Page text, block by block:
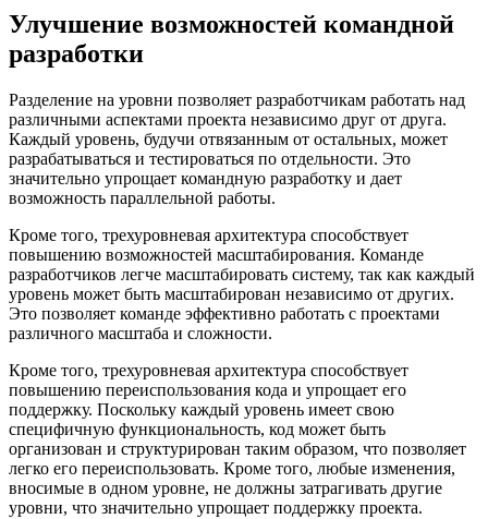
Улучшение возможностей командной
разработки
Разделение на уровни позволяет разработчикам работать над
различными аспектами проекта независимо друг от друга.
Каждый уровень, будучи отвязанным от остальных, может
разрабатываться и тестироваться по отдельности. Это
значительно упрощает командную разработку и дает
возможность параллельной работы.
Кроме того, трехуровневая архитектура способствует
повышению возможностей масштабирования. Команде
разработчиков легче масштабировать систему, так как каждый
уровень может быть масштабирован независимо от других.
Это позволяет команде эффективно работать с проектами
различного масштаба и сложности.
Кроме того, трехуровневая архитектура способствует
повышению переиспользования кода и упрощает его
поддержку. Поскольку каждый уровень имеет свою
специфичную функциональность, код может быть
организован и структурирован таким образом, что позволяет
легко его переиспользовать. Кроме того, любые изменения,
вносимые в одном уровне, не должны затрагивать другие
уровни, что значительно упрощает поддержку проекта.